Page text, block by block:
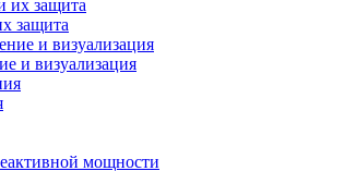
защита
и визуализация